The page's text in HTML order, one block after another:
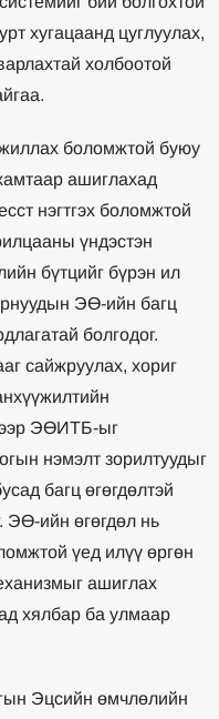
хугацаанд цуглуулах,
холбоотой
боломжтой буюу
ашиглахад
нэгтгэх боломжтой
үндэстэн
бүтцийг бүрэн ил
ЭӨ-ийн багц
болгодог.
сайжруулах, хориг
ЭӨИТБ-ыг
нэмэлт зорилтуудыг
багц өгөгдөлтэй
ЭӨ-ийн өгөгдөл нь
үед илүү өргөн
ашиглах
хялбар ба улмаар
Эцсийн өмчлөлийн